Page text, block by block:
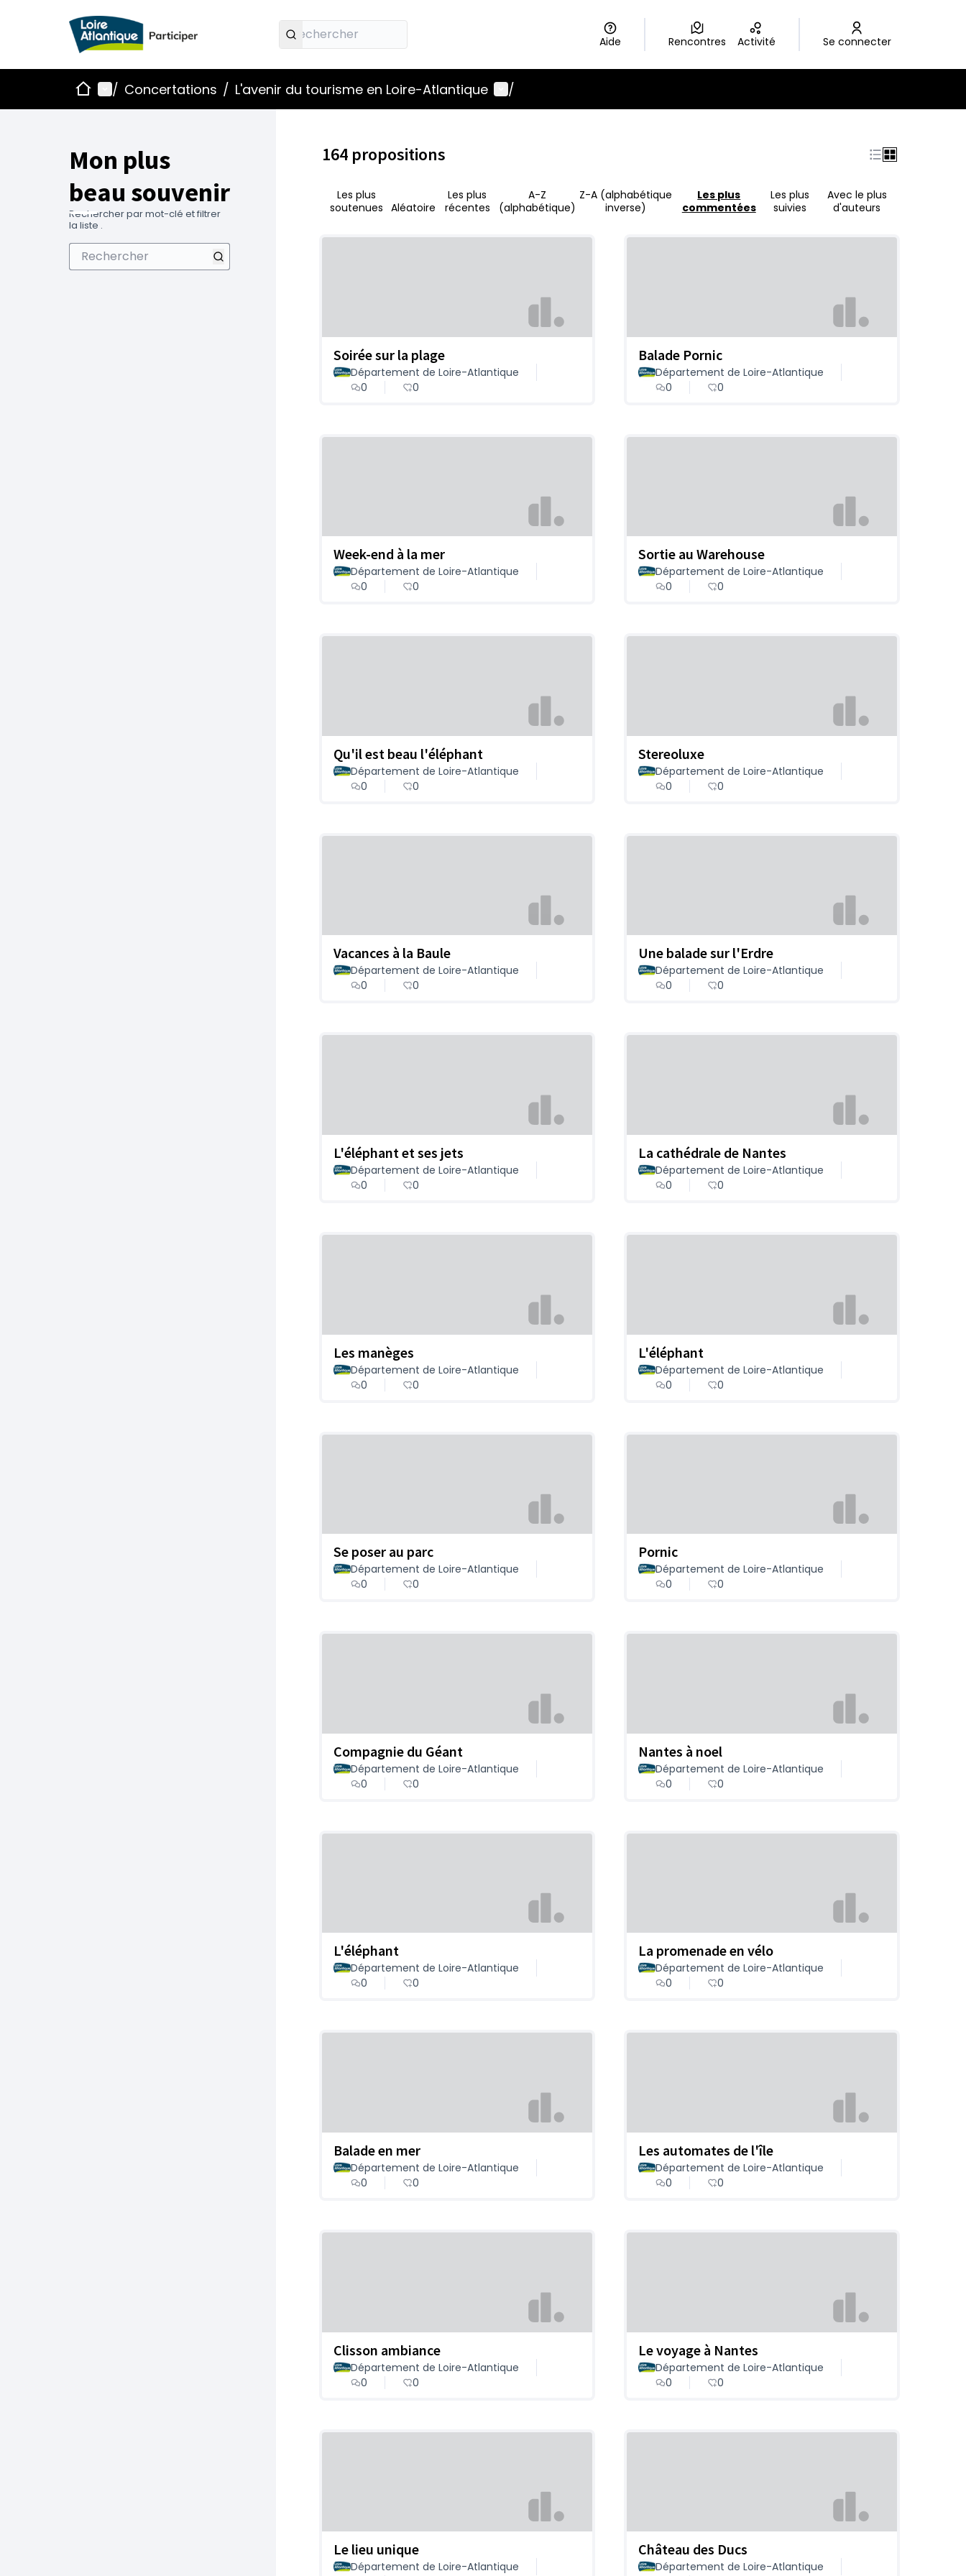
Aide Rencontres Activité Se connecter
AccueilMenu principal
/ Concertations / L'avenir du tourisme en Loire-Atlantique Menu utilisateur
/
Mon plus
beau souvenir
Rechercher par mot-clé et filtrer
la liste .
164 propositions
Les plus
soutenues
Aléatoire
Les plus
récentes
A-Z
(alphabétique)
Z-A (alphabétique
inverse)
Les plus
commentées
Les plus
suivies
Avec le plus
d'auteurs
Soirée sur la plage
Département de Loire-Atlantique
0
0
Balade Pornic
Département de Loire-Atlantique
0
0
Week-end à la mer
Département de Loire-Atlantique
0
0
Sortie au Warehouse
Département de Loire-Atlantique
0
0
Qu'il est beau l'éléphant
Département de Loire-Atlantique
0
0
Stereoluxe
Département de Loire-Atlantique
0
0
Vacances à la Baule
Département de Loire-Atlantique
0
0
Une balade sur l'Erdre
Département de Loire-Atlantique
0
0
L'éléphant et ses jets
Département de Loire-Atlantique
0
0
La cathédrale de Nantes
Département de Loire-Atlantique
0
0
Les manèges
Département de Loire-Atlantique
0
0
L'éléphant
Département de Loire-Atlantique
0
0
Se poser au parc
Département de Loire-Atlantique
0
0
Pornic
Département de Loire-Atlantique
0
0
Compagnie du Géant
Département de Loire-Atlantique
0
0
Nantes à noel
Département de Loire-Atlantique
0
0
L'éléphant
Département de Loire-Atlantique
0
0
La promenade en vélo
Département de Loire-Atlantique
0
0
Balade en mer
Département de Loire-Atlantique
0
0
Les automates de l'île
Département de Loire-Atlantique
0
0
Clisson ambiance
Département de Loire-Atlantique
0
0
Le voyage à Nantes
Département de Loire-Atlantique
0
0
Le lieu unique
Département de Loire-Atlantique
Château des Ducs
Département de Loire-Atlantique